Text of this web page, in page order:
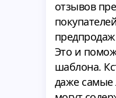
отзывов
Это и
шаблона.
даже